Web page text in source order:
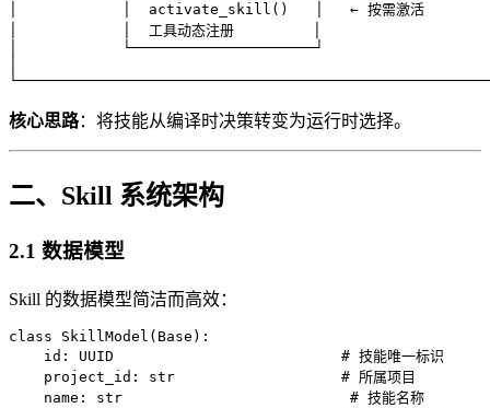
│            │  activate_skill()   │   ← 按需激活
│            │  工具动态注册         │
│            └─────────────────────┘
核心思路：将技能从编译时决策转变为运行时选择。
二、Skill 系统架构
2.1 数据模型
Skill 的数据模型简洁而高效：
class SkillModel(Base):
    id: UUID                          # 技能唯一标识
    project_id: str                   # 所属项目
    name: str                          # 技能名称